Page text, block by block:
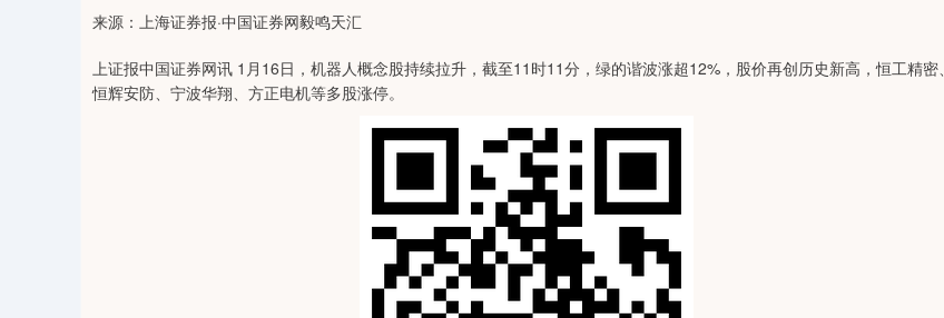
来源：上海证券报·中国证券网毅鸣天汇
上证报中国证券网讯 1月16日，机器人概念股持续拉升，截至11时11分，绿的谐波涨超12%，股价再创历史新高，恒工精密、
恒辉安防、宁波华翔、方正电机等多股涨停。